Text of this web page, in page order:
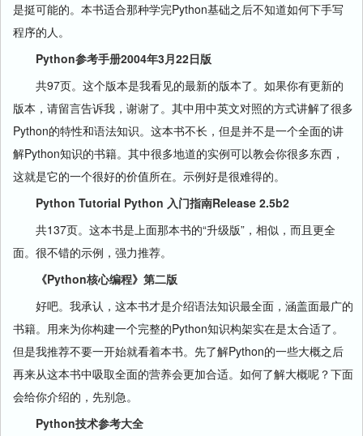
是挺可能的。本书适合那种学完Python基础之后不知道如何下手写
程序的人。
Python参考手册2004年3月22日版
共97页。这个版本是我看见的最新的版本了。如果你有更新的
版本，请留言告诉我，谢谢了。其中用中英文对照的方式讲解了很多
Python的特性和语法知识。这本书不长，但是并不是一个全面的讲
解Python知识的书籍。其中很多地道的实例可以教会你很多东西，
这就是它的一个很好的价值所在。示例好是很难得的。
Python Tutorial Python 入门指南Release 2.5b2
共137页。这本书是上面那本书的“升级版”，相似，而且更全
面。很不错的示例，强力推荐。
《Python核心编程》第二版
好吧。我承认，这本书才是介绍语法知识最全面，涵盖面最广的
书籍。用来为你构建一个完整的Python知识构架实在是太合适了。
但是我推荐不要一开始就看着本书。先了解Python的一些大概之后
再来从这本书中吸取全面的营养会更加合适。如何了解大概呢？下面
会给你介绍的，先别急。
Python技术参考大全